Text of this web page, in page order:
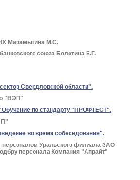
Марамыгина М.С.
союза Болотина Е.Г.
Свердловской области".
"ВЭП"
"Обучение по стандарту "ПРОФТЕСТ".
во время собеседования".
персоналом Уральского филиала ЗАО
персонала Компания "Апрайт"